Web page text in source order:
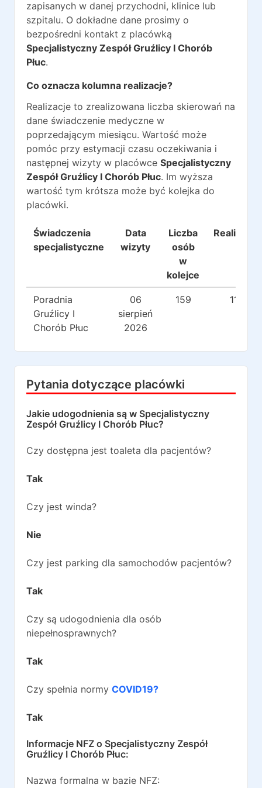
zapisanych w danej przychodni, klinice lub
szpitalu. O dokładne dane prosimy o
bezpośredni kontakt z placówką
Specjalistyczny Zespół Gruźlicy I Chorób
Płuc.
Co oznacza kolumna realizacje?
Realizacje to zrealizowana liczba skierowań na
dane świadczenie medyczne w
poprzedającym miesiącu. Wartość może
pomóc przy estymacji czasu oczekiwania i
następnej wizyty w placówce Specjalistyczny
Zespół Gruźlicy I Chorób Płuc. Im wyższa
wartość tym krótsza może być kolejka do
placówki.
Świadczenia
specjalistyczne
Data
wizyty
Liczba
osób
w
kolejce
Realizacje
Poradnia
Gruźlicy I
Chorób Płuc
06
sierpień
2026
159 118
Pytania dotyczące placówki
Jakie udogodnienia są w Specjalistyczny
Zespół Gruźlicy I Chorób Płuc?
Czy dostępna jest toaleta dla pacjentów?
Tak
Czy jest winda?
Nie
Czy jest parking dla samochodów pacjentów?
Tak
Czy są udogodnienia dla osób
niepełnosprawnych?
Tak
Czy spełnia normy COVID19?
Tak
Informacje NFZ o Specjalistyczny Zespół
Gruźlicy I Chorób Płuc:
Nazwa formalna w bazie NFZ: